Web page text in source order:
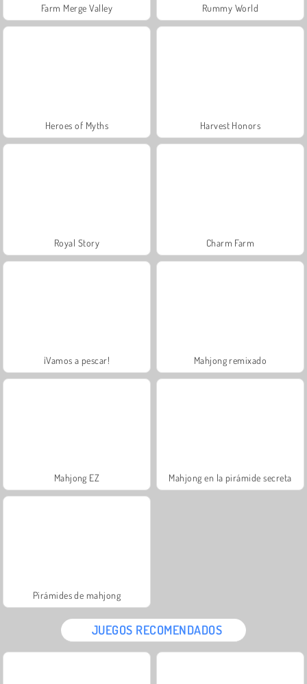
Farm Merge Valley Rummy World
Heroes of Myths Harvest Honors
Royal Story Charm Farm
¡Vamos a pescar! Mahjong remixado
Mahjong EZ Mahjong en la pirámide secreta
Pirámides de mahjong
JUEGOS RECOMENDADOS